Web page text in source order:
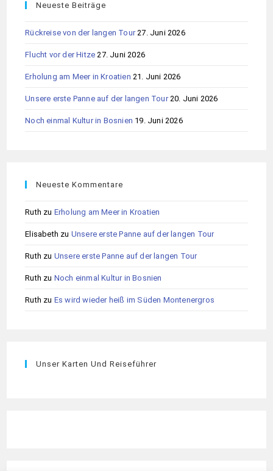
Neueste Beiträge
Rückreise von der langen Tour 27. Juni 2026
Flucht vor der Hitze 27. Juni 2026
Erholung am Meer in Kroatien 21. Juni 2026
Unsere erste Panne auf der langen Tour 20. Juni 2026
Noch einmal Kultur in Bosnien 19. Juni 2026
Neueste Kommentare
Ruth zu Erholung am Meer in Kroatien
Elisabeth zu Unsere erste Panne auf der langen Tour
Ruth zu Unsere erste Panne auf der langen Tour
Ruth zu Noch einmal Kultur in Bosnien
Ruth zu Es wird wieder heiß im Süden Montenergros
Unser Karten Und Reiseführer